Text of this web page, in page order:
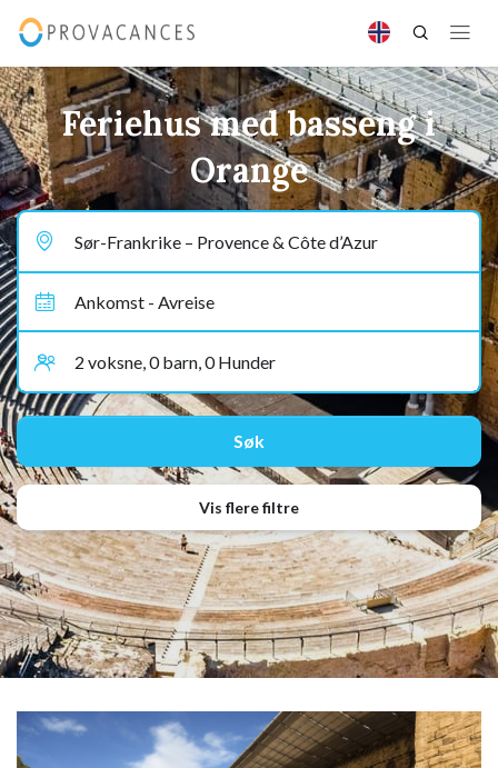
Feriehus med basseng i
Orange
Vis flere filtre